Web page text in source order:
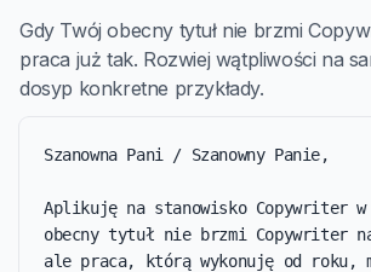
Gdy Twój obecny tytuł nie brzmi
praca już tak. Rozwiej wątpliwości na
dosyp konkretne przykłady.
Szanowna Pani / Szanowny Panie,
Aplikuję na stanowisko Copywriter
obecny tytuł nie brzmi Copywriter
ale praca, którą wykonuję od roku,